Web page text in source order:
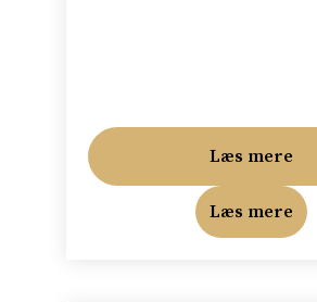
Læs mere
Læs mere